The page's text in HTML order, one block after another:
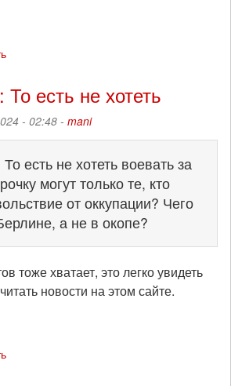
есть не хотеть
- 02:48 - mani
То есть не хотеть воевать за
могут только те, кто
от оккупации? Чего
а не в окопе?
тоже хватает, это легко увидеть
новости на этом сайте.